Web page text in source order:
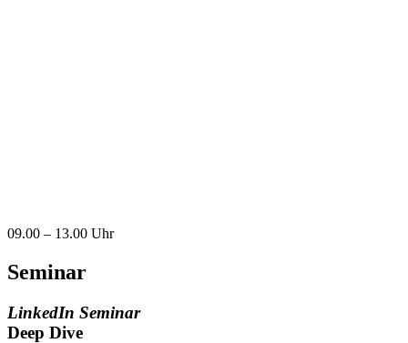
09.00 – 13.00 Uhr
Seminar
LinkedIn Seminar
Deep Dive